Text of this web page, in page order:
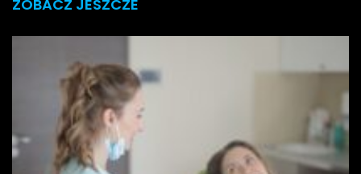
ZOBACZ JESZCZE